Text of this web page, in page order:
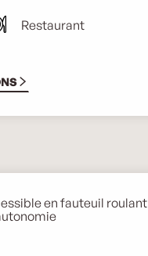
Restaurant
en fauteuil roulant